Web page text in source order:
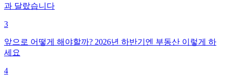
과 달랐습니다
3
앞으로 어떻게 해야할까? 2026년 하반기엔 부동산 이렇게 하
세요
4